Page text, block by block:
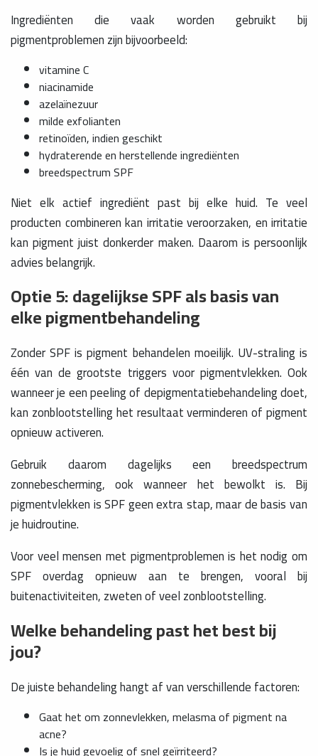
Ingrediënten die vaak worden gebruikt bij
pigmentproblemen zijn bijvoorbeeld:
vitamine C
niacinamide
azelaïnezuur
milde exfolianten
retinoïden, indien geschikt
hydraterende en herstellende ingrediënten
breedspectrum SPF
Niet elk actief ingrediënt past bij elke huid. Te veel
producten combineren kan irritatie veroorzaken, en irritatie
kan pigment juist donkerder maken. Daarom is persoonlijk
advies belangrijk.
Optie 5: dagelijkse SPF als basis van
elke pigmentbehandeling
Zonder SPF is pigment behandelen moeilijk. UV-straling is
één van de grootste triggers voor pigmentvlekken. Ook
wanneer je een peeling of depigmentatiebehandeling doet,
kan zonblootstelling het resultaat verminderen of pigment
opnieuw activeren.
Gebruik daarom dagelijks een breedspectrum
zonnebescherming, ook wanneer het bewolkt is. Bij
pigmentvlekken is SPF geen extra stap, maar de basis van
je huidroutine.
Voor veel mensen met pigmentproblemen is het nodig om
SPF overdag opnieuw aan te brengen, vooral bij
buitenactiviteiten, zweten of veel zonblootstelling.
Welke behandeling past het best bij
jou?
De juiste behandeling hangt af van verschillende factoren:
Gaat het om zonnevlekken, melasma of pigment na
acne?
Is je huid gevoelig of snel geïrriteerd?